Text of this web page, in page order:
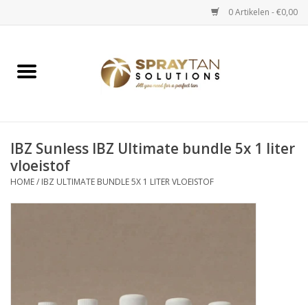
0 Artikelen - €0,00
Home
Spray Tan Starterspakketten
Spray Tan Vloeistoffen
Verzorging / Accessoires
IBZ Sunless IBZ Ultimate bundle 5x 1 liter
vloeistof
HOME/ IBZ ULTIMATE BUNDLE 5X 1 LITER VLOEISTOF